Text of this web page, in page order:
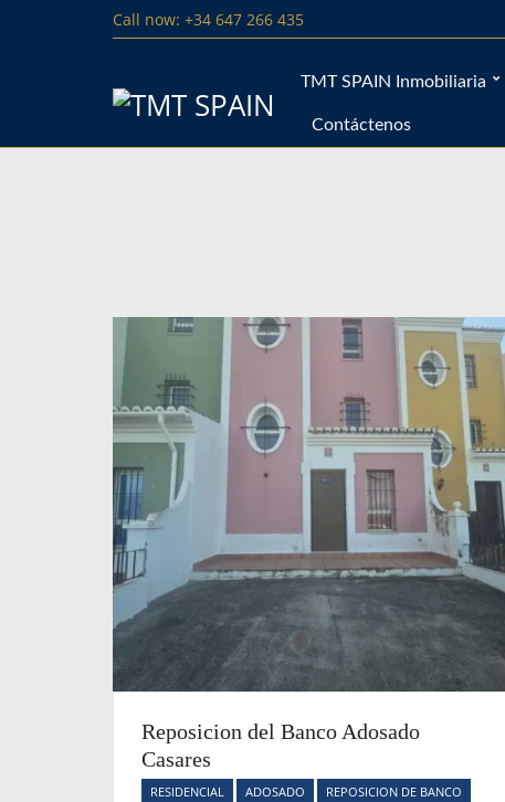
Call now: +34 647 266 435
TMT SPAIN Inmobiliaria
Contáctenos
Reposicion del Banco Adosado
Casares
RESIDENCIAL ADOSADO
REPOSICION DE BANCO